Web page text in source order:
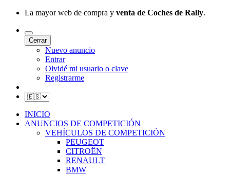
La mayor web de compra y venta de Coches de Rally.
Cerrar
Nuevo anuncio
Entrar
Olvidé mi usuario o clave
Registrarme
INICIO
ANUNCIOS DE COMPETICIÓN
VEHÍCULOS DE COMPETICIÓN
PEUGEOT
CITROËN
RENAULT
BMW